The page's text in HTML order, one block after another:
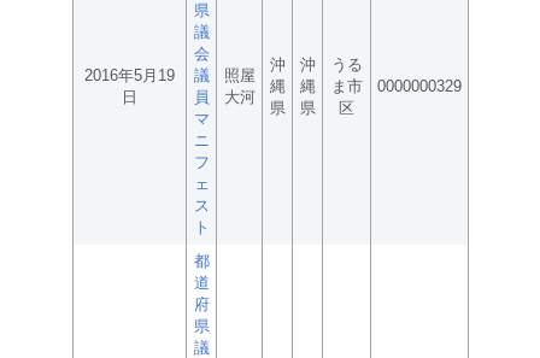
2016年5月19
日
県
議
会
議
員
マ
ニ
フ
ェ
ス
ト
照屋
大河
沖
縄
県
沖
縄
県
うる
ま市
区
0000000329
都
道
府
県
議